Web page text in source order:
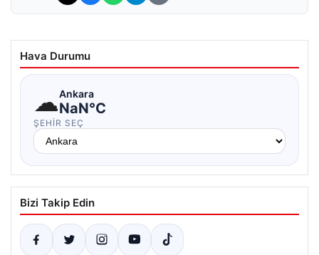
Hava Durumu
☁Ankara
NaN°C
ŞEHIR SEÇ
Bizi Takip Edin